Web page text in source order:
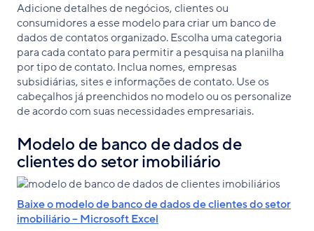
Adicione detalhes de negócios, clientes ou
consumidores a esse modelo para criar um banco de
dados de contatos organizado. Escolha uma categoria
para cada contato para permitir a pesquisa na planilha
por tipo de contato. Inclua nomes, empresas
subsidiárias, sites e informações de contato. Use os
cabeçalhos já preenchidos no modelo ou os personalize
de acordo com suas necessidades empresariais.
Modelo de banco de dados de
clientes do setor imobiliário
Baixe o modelo de banco de dados de clientes do setor
imobiliário – Microsoft Excel